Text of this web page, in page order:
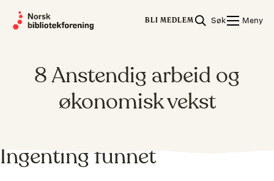
BLI MEDLEM Søk Meny
8 Anstendig arbeid og
økonomisk vekst
Ingenting funnet